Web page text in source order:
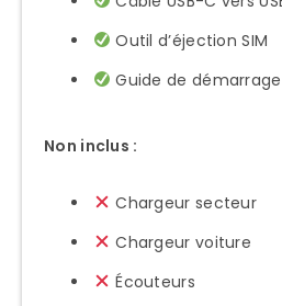
Outil d’éjection SIM
Guide de
Non inclus :
Chargeur secteur
Chargeur voiture
Écouteurs